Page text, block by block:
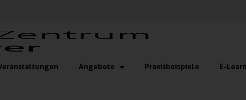
Angebote Praxisbeispiele E-